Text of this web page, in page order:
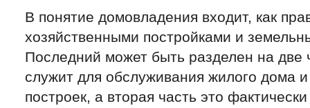
В понятие домовладения входит, как
хозяйственными постройками и
Последний может быть разделен на две
служит для обслуживания жилого дома
построек, а вторая часть это